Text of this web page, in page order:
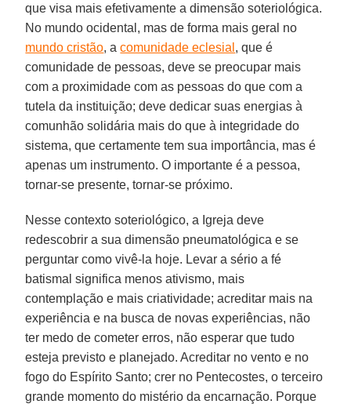
que visa mais efetivamente a dimensão soteriológica.
No mundo ocidental, mas de forma mais geral no
mundo cristão, acomunidade eclesial , que é
comunidade de pessoas, deve se preocupar mais
com a proximidade com as pessoas do que com a
tutela da instituição; deve dedicar suas energias à
comunhão solidária mais do que à integridade do
sistema, que certamente tem sua importância, mas é
apenas um instrumento. O importante é a pessoa,
tornar-se presente, tornar-se próximo.
Nesse contexto soteriológico, a Igreja deve
redescobrir a sua dimensão pneumatológica e se
perguntar como vivê-la hoje. Levar a sério a fé
batismal significa menos ativismo, mais
contemplação e mais criatividade; acreditar mais na
experiência e na busca de novas experiências, não
ter medo de cometer erros, não esperar que tudo
esteja previsto e planejado. Acreditar no vento e no
fogo do Espírito Santo; crer no Pentecostes, o terceiro
grande momento do mistério da encarnação. Porque